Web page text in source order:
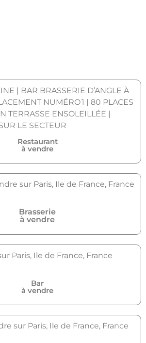
Restaurant
à vendre
Brasserie
à vendre
Bar
à vendre